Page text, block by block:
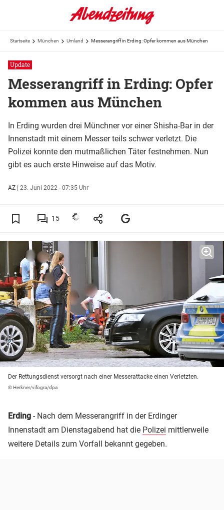
Startseite München Umland Messerangriff in Erding: Opfer kommen aus München
Update
Messerangriff in Erding: Opfer
kommen aus München
In Erding wurden drei Münchner vor einer Shisha-Bar in der
Innenstadt mit einem Messer teils schwer verletzt. Die
Polizei konnte den mutmaßlichen Täter festnehmen. Nun
gibt es auch erste Hinweise auf das Motiv.
AZ 23. Juni 2022 - 07:35 Uhr
15
Der Rettungsdienst versorgt nach einer Messerattacke einen Verletzten.
© Herkner/vifogra/dpa
Erding - Nach dem Messerangriff in der Erdinger
Innenstadt am Dienstagabend hat die Polizei mittlerweile
weitere Details zum Vorfall bekannt gegeben.